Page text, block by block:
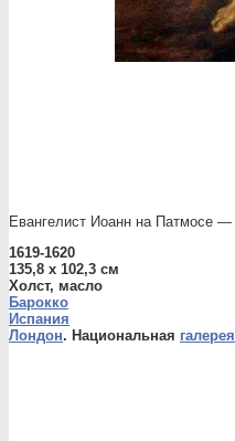
Евангелист Иоанн на Патмосе —
1619-1620
135,8 x 102,3 см
Холст, масло
Барокко
Испания
Лондон. Национальная галерея